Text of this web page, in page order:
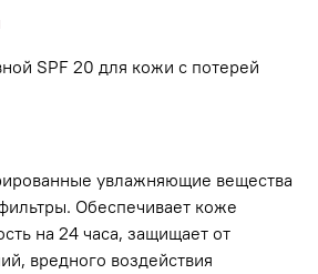
SPF 20 для кожи с потерей
увлажняющие вещества
Обеспечивает коже
на 24 часа, защищает от
вредного воздействия